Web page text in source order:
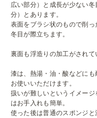
広い部分）と成長が少ない
分）とあります。
表面をブラシ状のもので削
冬目が際立ちます。
裏面も浮造りの加工がされて
漆は、熱湯・油・酸などに
お使いいただけます。
扱いが難しいというイメー
はお手入れも簡単。
使った後は普通のスポンジ